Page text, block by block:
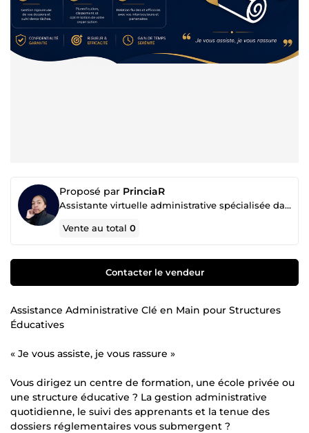
Proposé par PrinciaR
Assistante virtuelle administrative spécialisée dans l’éducation
Vente au total0
Contacter le vendeur
Assistance Administrative Clé en Main pour Structures
Éducatives
« Je vous assiste, je vous rassure »
Vous dirigez un centre de formation, une école privée ou
une structure éducative ? La gestion administrative
quotidienne, le suivi des apprenants et la tenue des
dossiers réglementaires vous submergent ?